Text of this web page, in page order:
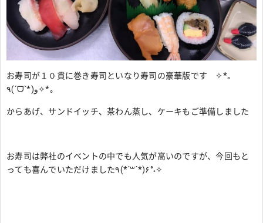
お寿司が１０貫に巻き寿司といなり寿司の豪華版です ✧*｡
٩(ˊᗜˋ*)و✧*｡
からあげ、サンドイッチ、茶わん蒸し、ケーキもご準備しました
お寿司は弊社のイベントの中でも人気が高いのですが、今回もと
っても喜んでいただけました٩(*´꒳`*)۶°˖✧